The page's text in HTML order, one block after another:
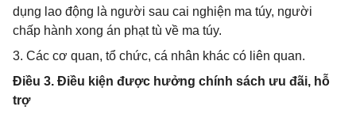
dụng lao động là người sau cai nghiện ma túy, người
chấp hành xong án phạt tù về ma túy.
3. Các cơ quan, tổ chức, cá nhân khác có liên quan.
Điều 3. Điều kiện được hưởng chính sách ưu đãi, hỗ
trợ